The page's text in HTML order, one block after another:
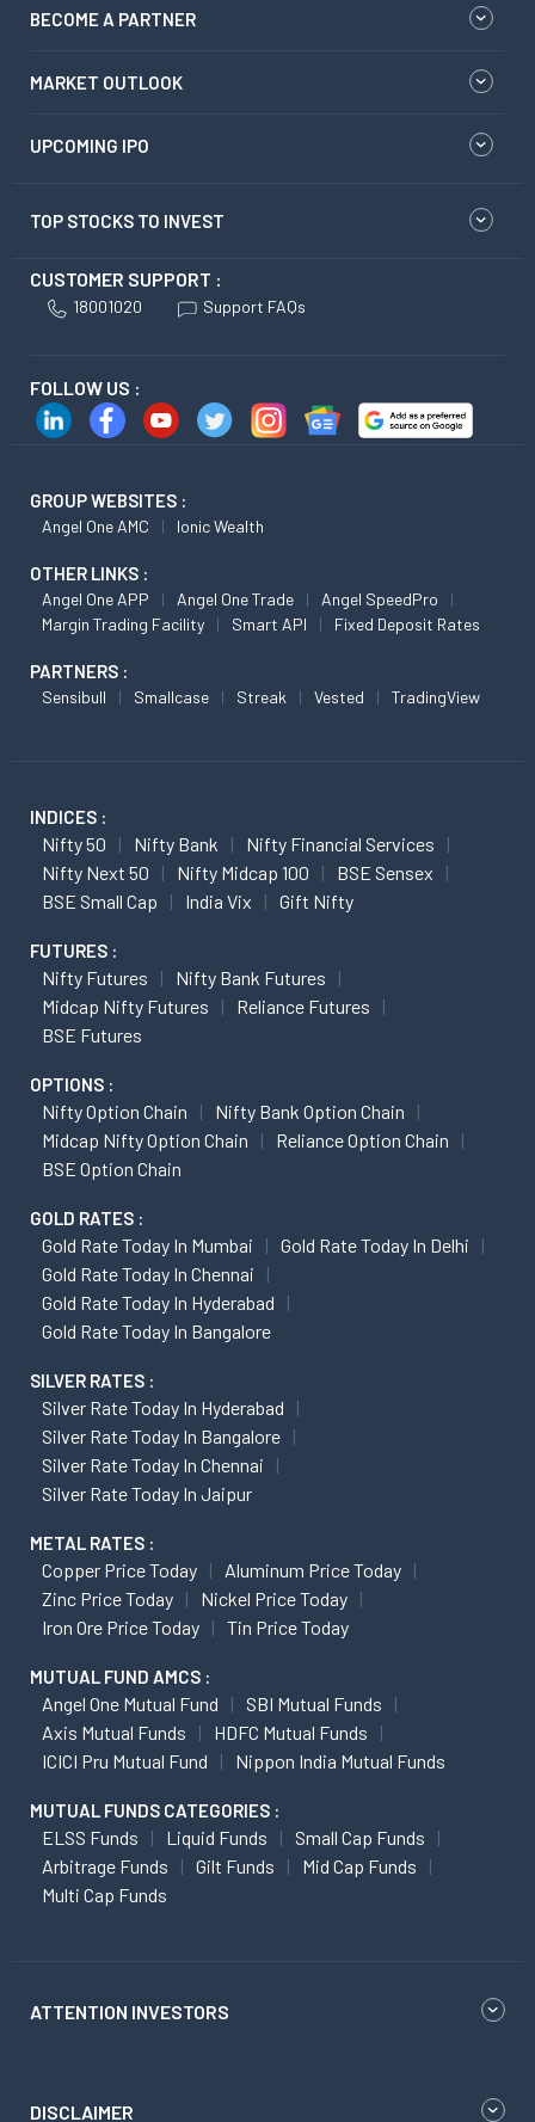
BECOME A PARTNER
MARKET OUTLOOK
UPCOMING IPO
TOP STOCKS TO INVEST
CUSTOMER SUPPORT :
18001020 Support FAQs
FOLLOW US :
GROUP WEBSITES :
Angel One AMC Ionic Wealth
OTHER LINKS :
Angel One APP Angel One Trade
Angel SpeedPro
Margin Trading Facility
Smart API Fixed Deposit Rates
PARTNERS :
Sensibull Smallcase Streak Vested TradingView
INDICES :
Nifty 50 Nifty Bank
Nifty Financial Services
Nifty Next 50
Nifty Midcap 100
BSE Sensex
BSE Small Cap
India Vix Gift Nifty
FUTURES :
Nifty Futures
Nifty Bank Futures
Midcap Nifty Futures
Reliance Futures
BSE Futures
OPTIONS :
Nifty Option Chain
Nifty Bank Option Chain
Midcap Nifty Option Chain
Reliance Option Chain
BSE Option Chain
GOLD RATES :
Gold Rate Today In Mumbai
Gold Rate Today In Delhi
Gold Rate Today In Chennai
Gold Rate Today In Hyderabad
Gold Rate Today In Bangalore
SILVER RATES :
Silver Rate Today In Hyderabad
Silver Rate Today In Bangalore
Silver Rate Today In Chennai
Silver Rate Today In Jaipur
METAL RATES :
Copper Price Today
Aluminum Price Today
Zinc Price Today
Nickel Price Today
Iron Ore Price Today
Tin Price Today
MUTUAL FUND AMCS :
Angel One Mutual Fund
SBI Mutual Funds
Axis Mutual Funds
HDFC Mutual Funds
ICICI Pru Mutual Fund
Nippon India Mutual Funds
MUTUAL FUNDS CATEGORIES :
ELSS Funds Liquid Funds
Small Cap Funds
Arbitrage Funds
Gilt Funds
Mid Cap Funds
Multi Cap Funds
ATTENTION INVESTORS
DISCLAIMER